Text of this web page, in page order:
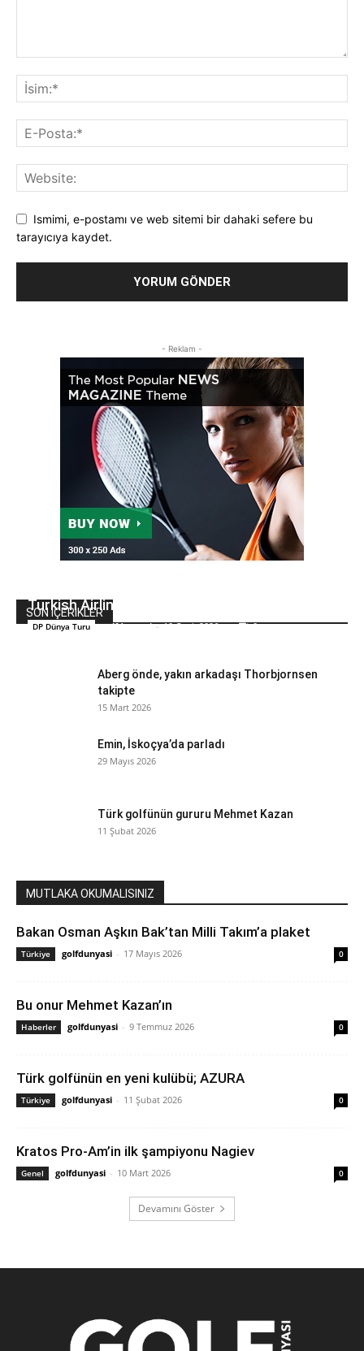
Ismimi, e-postamı ve web sitemi bir dahaki sefere bu
tarayıcıya kaydet.
- Reklam -
SON İÇERİKLER
Turkish Airlines Open için üç yıllık sözleşme
DP Dünya Turu golfdunyasi - 10 Ocak 2026 0
Aberg önde, yakın arkadaşı Thorbjornsen
takipte
15 Mart 2026
Emin, İskoçya’da parladı
29 Mayıs 2026
Türk golfünün gururu Mehmet Kazan
11 Şubat 2026
MUTLAKA OKUMALISINIZ
Bakan Osman Aşkın Bak’tan Milli Takım’a plaket
Türkiye golfdunyasi - 17 Mayıs 2026 0
Bu onur Mehmet Kazan’ın
Haberler golfdunyasi - 9 Temmuz 2026 0
Türk golfünün en yeni kulübü; AZURA
Türkiye golfdunyasi - 11 Şubat 2026 0
Kratos Pro-Am’in ilk şampiyonu Nagiev
Genel golfdunyasi - 10 Mart 2026 0
Devamını Göster